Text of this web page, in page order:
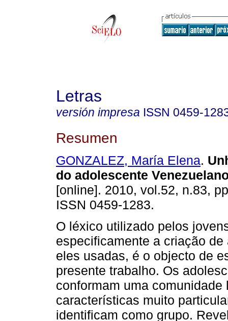
Letras
versión impresa ISSN 0459-
Resumen
GONZALEZ, María Elena.
do adolescente
[online]. 2010, vol.52, n.83,
ISSN 0459-1283.
O léxico utilizado pelos
especificamente a criação de
eles usadas, é o objecto de
presente trabalho. Os
conformam uma
características muito
identificam como grupo.